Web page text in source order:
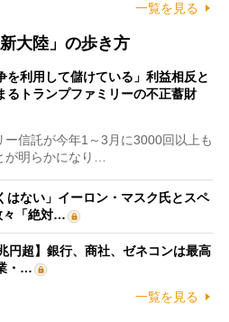
一覧を見る
大陸」の歩き方
を利用して儲けている」利益相反と
るトランプファミリーの不正蓄財
信託が今年1～3月に3000回以上も
明らかになり…
はない」イーロン・マスク氏とスペ
々「絶対…
円超】銀行、商社、ゼネコンは最高
・…
一覧を見る